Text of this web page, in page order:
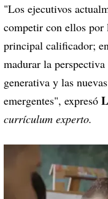
"Los ejecutivos
competir con ellos por
principal calificador;
madurar la
generativa y las
emergentes", expresó
currículum experto.